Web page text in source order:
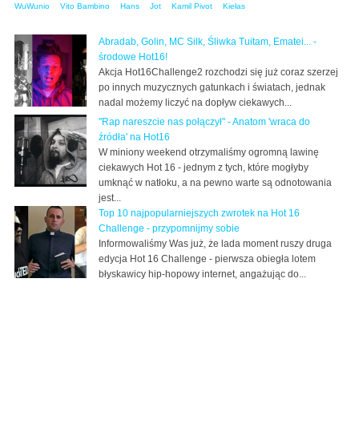
WuWunio
Vito Bambino Hans Jot Kamil Pivot Kiełas
Abradab, Golin, MC Silk, Śliwka Tuitam, Ematei... -
środowe Hot16!
Akcja Hot16Challenge2 rozchodzi się już coraz szerzej
po innych muzycznych gatunkach i światach, jednak
nadal możemy liczyć na dopływ ciekawych...
"Rap nareszcie nas połączył" - Anatom 'wraca do
źródła' na Hot16
W miniony weekend otrzymaliśmy ogromną lawinę
ciekawych Hot 16 - jednym z tych, które mogłyby
umknąć w natłoku, a na pewno warte są odnotowania
jest...
Top 10 najpopularniejszych zwrotek na Hot 16
Challenge - przypomnijmy sobie
Informowaliśmy Was już, że lada moment ruszy druga
edycja Hot 16 Challenge - pierwsza obiegła lotem
błyskawicy hip-hopowy internet, angażując do...